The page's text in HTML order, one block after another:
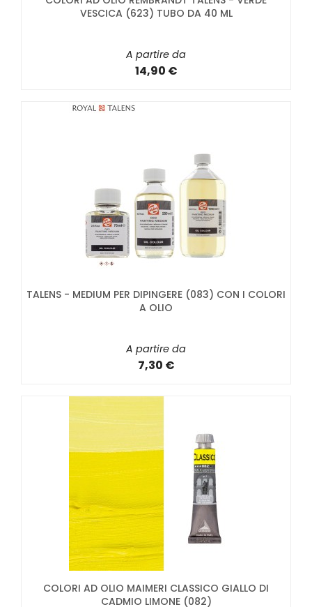
VESCICA (623) TUBO DA 40 ML
A partire da
14,90 €
TALENS - MEDIUM PER DIPINGERE (083) CON I COLORI
A OLIO
A partire da
7,30 €
COLORI AD OLIO MAIMERI CLASSICO GIALLO DI
CADMIO LIMONE (082)